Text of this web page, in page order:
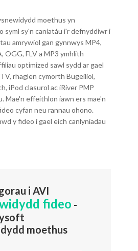
moethus yn
syml sy'n caniatáu i'r defnyddiwr i
amrywiol gan gynnwys MP4,
OGG, FLV a MP3 ymhlith
optimized sawl sydd ar gael
rhaglen cymorth Bugeiliol,
iPod clasurol ac iRiver PMP
Mae'n effeithlon iawn ers mae'n
cyfan neu rannau ohono.
y fideo i gael eich canlyniadau
i AVI
fideo -
moethus